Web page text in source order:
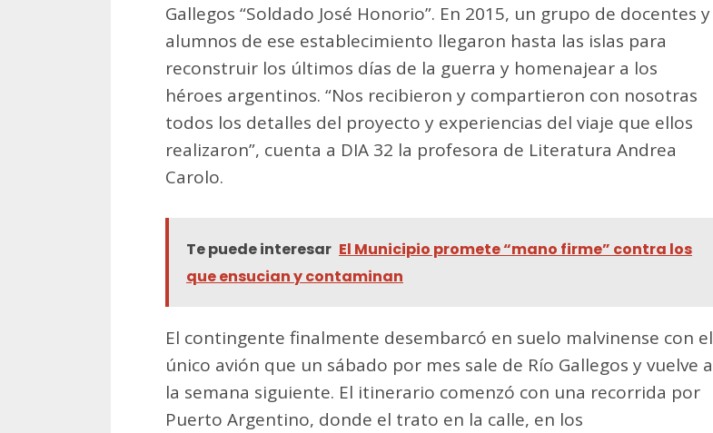
Gallegos “Soldado José Honorio”. En 2015, un grupo de docentes y
alumnos de ese establecimiento llegaron hasta las islas para
reconstruir los últimos días de la guerra y homenajear a los
héroes argentinos. “Nos recibieron y compartieron con nosotras
todos los detalles del proyecto y experiencias del viaje que ellos
realizaron”, cuenta a DIA 32 la profesora de Literatura Andrea
Carolo.
Te puede interesar El Municipio promete “mano firme” contra los
que ensucian y contaminan
El contingente finalmente desembarcó en suelo malvinense con el
único avión que un sábado por mes sale de Río Gallegos y vuelve a
la semana siguiente. El itinerario comenzó con una recorrida por
Puerto Argentino, donde el trato en la calle, en los